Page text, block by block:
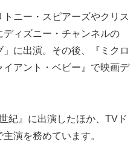
ニー・スピアーズやクリス
ィズニー・チャンネルの
」に出演。その後、『ミクロ
アント・ベビー』で映画デ
紀』に出演したほか、TVド
演を務めています。